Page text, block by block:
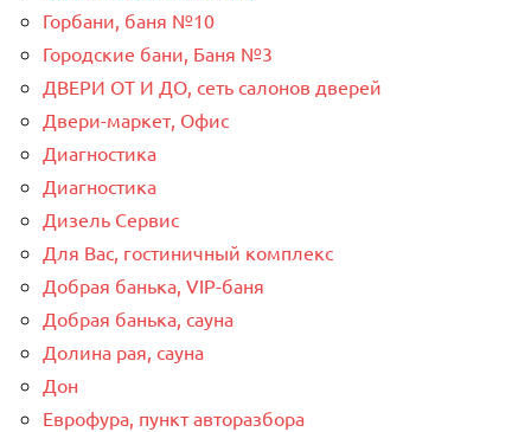
Горбани, баня №10
Городские бани, Баня №3
ДВЕРИ ОТ И ДО, сеть салонов дверей
Двери-маркет, Офис
Диагностика
Диагностика
Дизель Сервис
Для Вас, гостиничный комплекс
Добрая банька, VIP-баня
Добрая банька, сауна
Долина рая, сауна
Дон
Еврофура, пункт авторазбора